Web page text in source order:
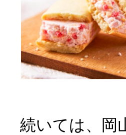
続いては、岡